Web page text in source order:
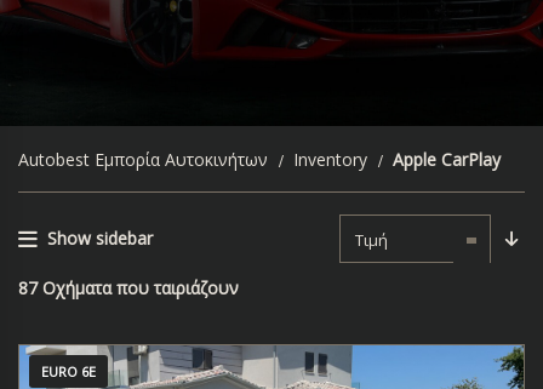
Autobest Εμπορία Αυτοκινήτων Inventory Apple CarPlay
Show sidebar Τιμή
87 Οχήματα που ταιριάζουν
EURO 6E